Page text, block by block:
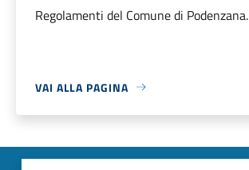
Regolamenti del Comune di Podenzana.
VAI ALLA PAGINA